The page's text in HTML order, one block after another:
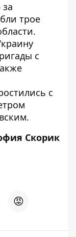
трое
.
с
с
.
Скорик
😡